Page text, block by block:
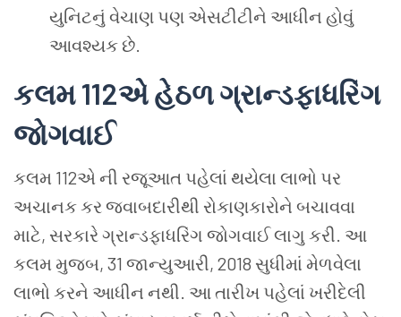
યુનિટનું વેચાણ પણ એસટીટીને આધીન હોવું
આવશ્યક છે.
કલમ112એહેઠળગ્રાન્ડફાધરિંગ
જોગવાઈ
કલમ 112એ ની રજૂઆત પહેલાં થયેલા લાભો પર
અચાનક કર જવાબદારીથી રોકાણકારોને બચાવવા
માટે, સરકારે ગ્રાન્ડફાધરિંગ જોગવાઈ લાગુ કરી. આ
કલમ મુજબ, 31 જાન્યુઆરી, 2018 સુધીમાં મેળવેલા
લાભો કરને આધીન નથી. આ તારીખ પહેલાં ખરીદેલી